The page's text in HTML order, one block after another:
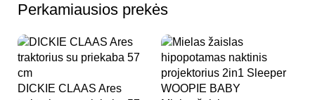
Perkamiausios prekės
DICKIE CLAAS Ares